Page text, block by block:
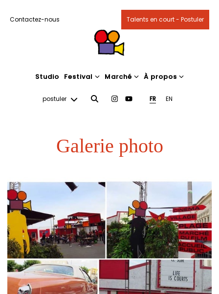
Contactez-nous Talents en court - Postuler
Studio Festival Marché À propos
postuler FR EN
Galerie photo